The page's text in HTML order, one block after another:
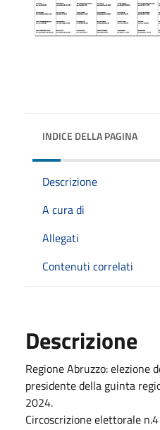
INDICE DELLA PAGINA
Descrizione
A cura di
Allegati
Contenuti correlati
Descrizione
Regione Abruzzo: elezione
presidente della guinta
2024.
Circoscrizione elettorale